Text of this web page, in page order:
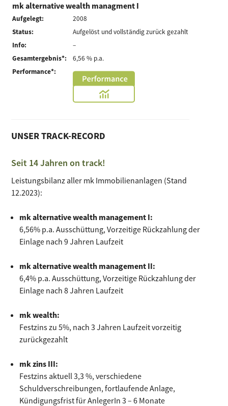
mk alternative wealth managment I
Aufgelegt:
2008
Status:
Aufgelöst und vollständig zurück gezahlt
Info:
–
Gesamtergebnis*:
6,56 % p.a.
Performance*:
UNSER TRACK-RECORD
Seit 14 Jahren on track!
Leistungsbilanz aller mk Immobilienanlagen (Stand
12.2023):
mk alternative wealth management I:
6,56% p.a. Ausschüttung, Vorzeitige Rückzahlung der
Einlage nach 9 Jahren Laufzeit
mk alternative wealth management II:
6,4% p.a. Ausschüttung, Vorzeitige Rückzahlung der
Einlage nach 8 Jahren Laufzeit
mk wealth:
Festzins zu 5%, nach 3 Jahren Laufzeit vorzeitig
zurückgezahlt
mk zins III:
Festzins aktuell 3,3 %, verschiedene
Schuldverschreibungen, fortlaufende Anlage,
Kündigungsfrist für AnlegerIn 3 – 6 Monate